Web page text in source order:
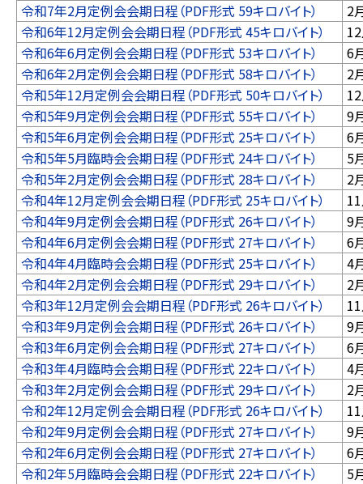
令和7年2月定例会会期日程（PDF形式 59キロバイト）
2
令和6年12月定例会会期日程（PDF形式 45キロバイト）
令和6年6月定例会会期日程（PDF形式 53キロバイト）
6
令和6年2月定例会会期日程（PDF形式 58キロバイト）
2
令和5年12月定例会会期日程（PDF形式 50キロバイト）
令和5年9月定例会会期日程（PDF形式 55キロバイト）
9
令和5年6月定例会会期日程（PDF形式 25キロバイト）
6
令和5年5月臨時会会期日程（PDF形式 24キロバイト）
5
令和5年2月定例会会期日程（PDF形式 28キロバイト）
2
令和4年12月定例会会期日程（PDF形式 25キロバイト）
令和4年9月定例会会期日程（PDF形式 26キロバイト）
9
令和4年6月定例会会期日程（PDF形式 27キロバイト）
6
令和4年4月臨時会会期日程（PDF形式 25キロバイト）
4
令和4年2月定例会会期日程（PDF形式 29キロバイト）
2
令和3年12月定例会会期日程（PDF形式 26キロバイト）
令和3年9月定例会会期日程（PDF形式 26キロバイト）
9
令和3年6月定例会会期日程（PDF形式 27キロバイト）
6
令和3年4月臨時会会期日程（PDF形式 22キロバイト）
4
令和3年2月定例会会期日程（PDF形式 29キロバイト）
2
令和2年12月定例会会期日程（PDF形式 26キロバイト）
令和2年9月定例会会期日程（PDF形式 27キロバイト）
9
令和2年6月定例会会期日程（PDF形式 27キロバイト）
6
令和2年5月臨時会会期日程（PDF形式 22キロバイト）
5